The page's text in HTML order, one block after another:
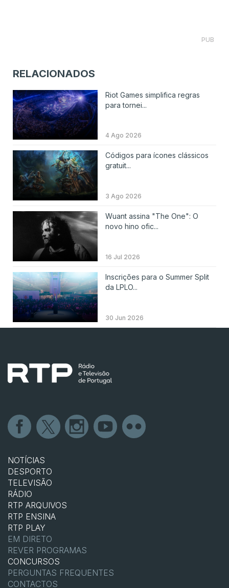
PUB
RELACIONADOS
Riot Games simplifica regras
para tornei...
4 Ago 2026
Códigos para ícones clássicos
gratuit...
3 Ago 2026
Wuant assina "The One": O
novo hino ofic...
16 Jul 2026
Inscrições para o Summer Split
da LPLO...
30 Jun 2026
NOTÍCIAS
DESPORTO
TELEVISÃO
RÁDIO
RTP ARQUIVOS
RTP ENSINA
RTP PLAY
EM DIRETO
REVER PROGRAMAS
CONCURSOS
PERGUNTAS FREQUENTES
CONTACTOS